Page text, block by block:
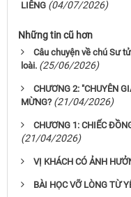
LIÊNG (04/07/2026)
Những tin cũ hơn
Câu chuyện về chú Sư
loài. (25/06/2026)
CHƯƠNG 2: "CHUYÊN
MỪNG? (21/04/2026)
CHƯƠNG 1: CHIẾC
(21/04/2026)
VỊ KHÁCH CÓ ẢNH
BÀI HỌC VỠ LÒNG TỪ